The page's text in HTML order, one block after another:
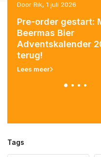
Door Rik, 1 juli 2026
Pre-order gestart:
Beermas Bier
Adventskalender
terug!
Lees meer
Tags